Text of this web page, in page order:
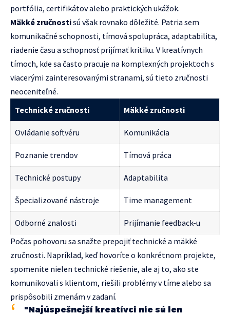
portfólia, certifikátov alebo praktických ukážok.
Mäkké zručnostisú však rovnako dôležité. Patria sem
komunikačné schopnosti, tímová spolupráca, adaptabilita,
riadenie času a schopnosť prijímať kritiku. V kreatívnych
tímoch, kde sa často pracuje na komplexných projektoch s
viacerými zainteresovanými stranami, sú tieto zručnosti
neoceniteľné.
Technické zručnosti
Mäkké zručnosti
Ovládanie softvéru Komunikácia
Poznanie trendov Tímová práca
Technické postupy Adaptabilita
Špecializované nástroje Time management
Odborné znalosti
Prijímanie feedback-u
Počas pohovoru sa snažte prepojiť technické a mäkké
zručnosti. Napríklad, keď hovoríte o konkrétnom projekte,
spomenite nielen technické riešenie, ale aj to, ako ste
komunikovali s klientom, riešili problémy v tíme alebo sa
prispôsobili zmenám v zadaní.
"Najúspešnejší kreatívci nie sú len